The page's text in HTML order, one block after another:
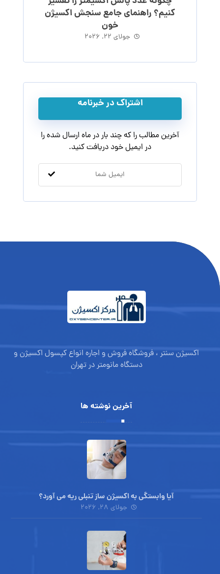
کنیم؟ راهنمای جامع سنجش اکسیژن
خون
جولای ۲۲, ۲۰۲۶
اشتراک در خبرنامه
آخرین مطالب را که چند بار در ماه ارسال شده را
در ایمیل خود دریافت کنید.
اکسیژن سنتر ، فروشگاه فروش و اجاره انواع کپسول اکسیژن و
دستگاه مانومتر در تهران
آخرین نوشته ها
آیا وابستگی به اکسیژن ساز تنبلی ریه می آورد؟
جولای ۲۸, ۲۰۲۶